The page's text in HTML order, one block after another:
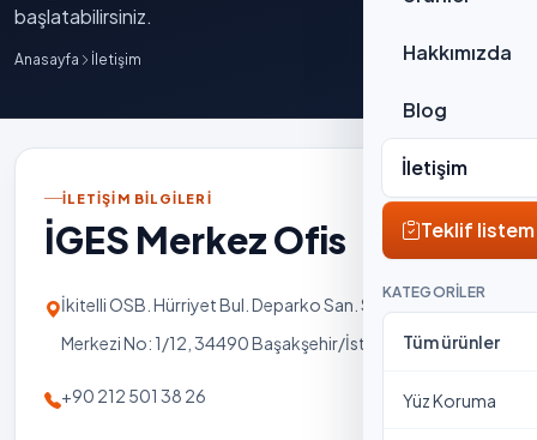
Hakkımızda
Blog
İletişim
Teklif listem
KATEGORILER
Tüm ürünler
Yüz Koruma
başlatabilirsiniz.
Anasayfa İletişim
İLETIŞIM BILGILERI
İGES Merkez Ofis
İkitelli OSB. Hürriyet Bul. Deparko San. Sit. Htk İş
Merkezi No: 1/12, 34490 Başakşehir/İstanbul-TÜRKİYE
+90 212 501 38 26